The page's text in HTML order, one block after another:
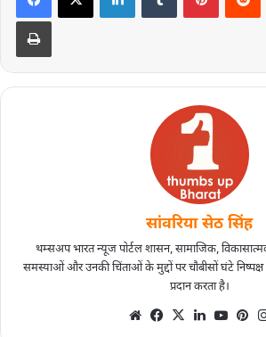
सांवरिया सेठ सिंह
थम्सअप भारत न्यूज पोर्टल शासन, सामाजिक,
समस्याओं और उनकी चिंताओं के मुद्दों पर चौबीसों घंटे
प्रदान करता है।